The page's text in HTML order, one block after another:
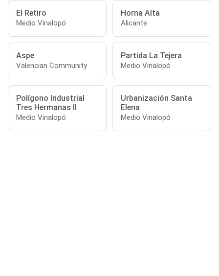
El Retiro
Medio Vinalopó
Horna Alta
Alicante
Aspe
Valencian Community
Partida La Tejera
Medio Vinalopó
Polígono Industrial
Tres Hermanas II
Medio Vinalopó
Urbanización Santa
Elena
Medio Vinalopó